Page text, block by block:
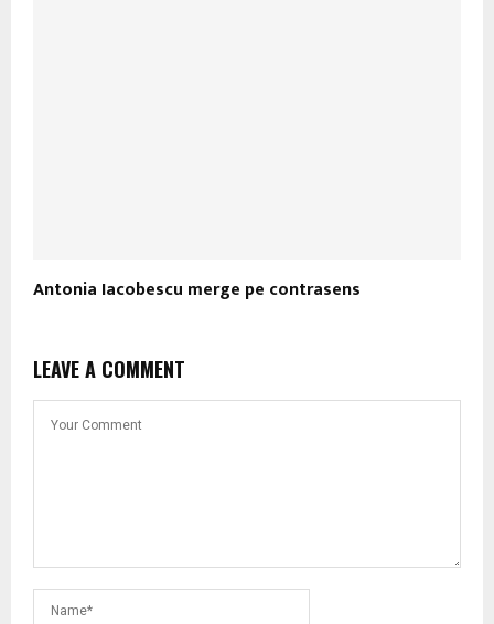
Antonia Iacobescu merge pe contrasens
LEAVE A COMMENT